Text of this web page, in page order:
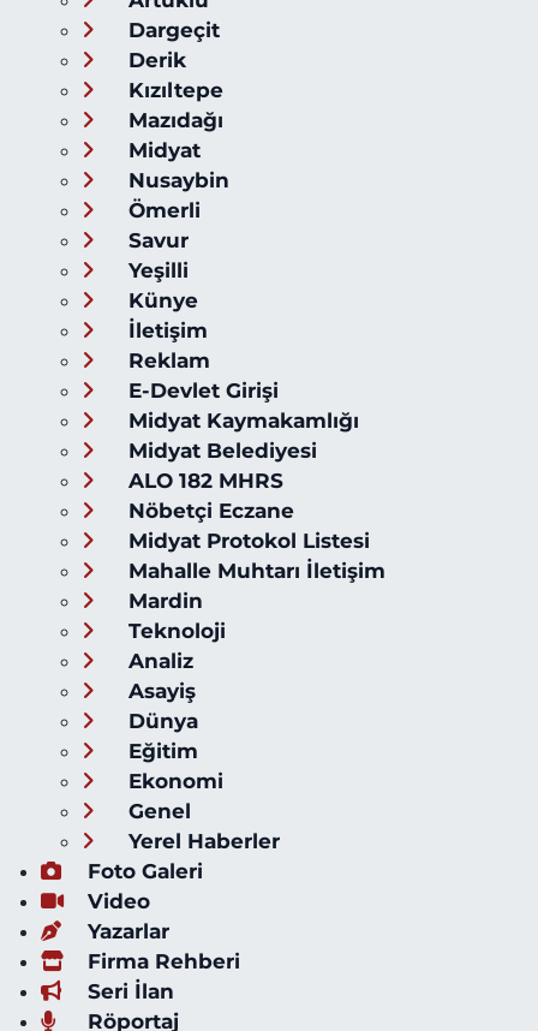
Dargeçit
Derik
Kızıltepe
Mazıdağı
Midyat
Nusaybin
Ömerli
Savur
Yeşilli
Künye
İletişim
Reklam
E-Devlet Girişi
Midyat Kaymakamlığı
Midyat Belediyesi
ALO 182 MHRS
Nöbetçi Eczane
Midyat Protokol Listesi
Mahalle Muhtarı İletişim
Mardin
Teknoloji
Analiz
Asayiş
Dünya
Eğitim
Ekonomi
Genel
Yerel Haberler
Foto Galeri
Video
Yazarlar
Firma Rehberi
Seri İlan
Röportaj